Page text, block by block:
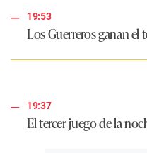
19:53
Los Guerreros ganan el
19:37
El tercer juego de la